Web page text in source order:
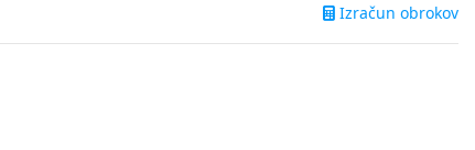
Izračun obrokov